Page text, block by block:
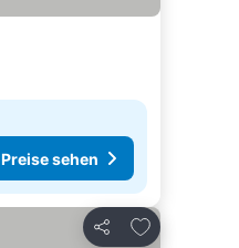
Preise sehen
Teilen
Zu Favoriten